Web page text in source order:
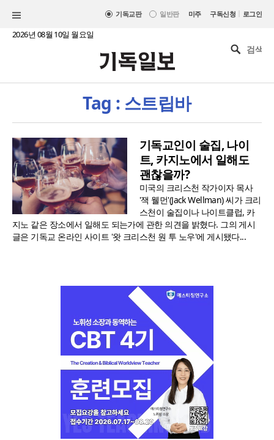
기독교판 일반판 미주 구독신청 | 로그인
2026년 08월 10일 월요일
Tag : 스트립바
기독교인이 술집, 나이
트, 카지노에서 일해도
괜찮을까?
미국의 크리스천 작가이자 목사
'잭 웰먼'(Jack Wellman) 씨가 크리
스천이 술집이나 나이트클럽, 카
지노 같은 장소에서 일해도 되는가에 관한 의견을 밝혔다. 그의 게시
글은 기독교 온라인 사이트 '왓 크리스천 원 투 노우'에 게시됐다...
[오늘의 말씀] 죄의 종에서 의의 종으로